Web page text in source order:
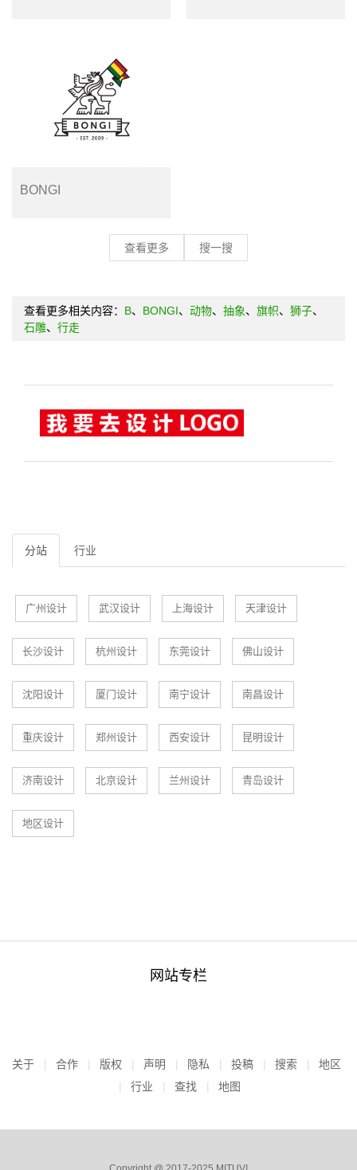
BONGI
查看更多 搜一搜
查看更多相关内容： B、 BONGI、 动物、 抽象、 旗帜、 狮子、
石雕、 行走
分站 行业
广州设计 武汉设计 上海设计 天津设计
长沙设计 杭州设计 东莞设计 佛山设计
沈阳设计 厦门设计 南宁设计 南昌设计
重庆设计 郑州设计 西安设计 昆明设计
济南设计 北京设计 兰州设计 青岛设计
地区设计
网站专栏
关于 合作 版权 声明 隐私 投稿 搜索
地区
行业
查找 地图